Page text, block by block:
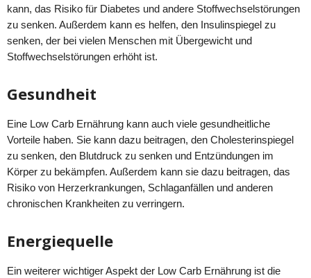
kann, das Risiko für Diabetes und andere Stoffwechselstörungen
zu senken. Außerdem kann es helfen, den Insulinspiegel zu
senken, der bei vielen Menschen mit Übergewicht und
Stoffwechselstörungen erhöht ist.
Gesundheit
Eine Low Carb Ernährung kann auch viele gesundheitliche
Vorteile haben. Sie kann dazu beitragen, den Cholesterinspiegel
zu senken, den Blutdruck zu senken und Entzündungen im
Körper zu bekämpfen. Außerdem kann sie dazu beitragen, das
Risiko von Herzerkrankungen, Schlaganfällen und anderen
chronischen Krankheiten zu verringern.
Energiequelle
Ein weiterer wichtiger Aspekt der Low Carb Ernährung ist die